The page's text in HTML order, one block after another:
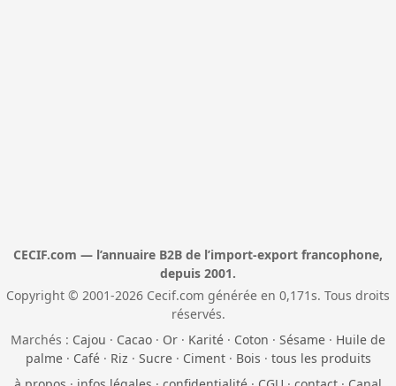
CECIF.com — l’annuaire B2B de l’import-export francophone,
depuis 2001.
Copyright © 2001-2026 Cecif.com générée en 0,171s. Tous droits
réservés.
Marchés : Cajou · Cacao · Or · Karité · Coton · Sésame · Huile de
palme· Café· Riz · Sucre· Ciment· Bois · tous les produits